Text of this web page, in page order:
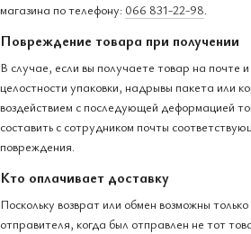
магазина по телефону: 066 831-22-98.
Повреждение товара при получении
В случае, если вы получаете товар на почте
целостности упаковки, надрывы пакета или
воздействием с последующей деформацией
составить с сотрудником почты
повреждения.
Кто оплачивает доставку
Поскольку возврат или обмен возможны
отправителя, когда был отправлен не тот